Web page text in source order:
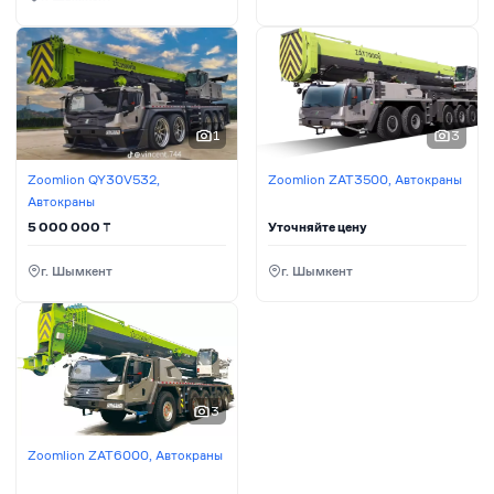
1
Zoomlion QY30V532,
Автокраны
5 000 000 ₸
г. Шымкент
3
Zoomlion ZAT3500, Автокраны
Уточняйте цену
г. Шымкент
3
Zoomlion ZAT6000, Автокраны